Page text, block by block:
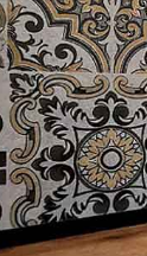
je